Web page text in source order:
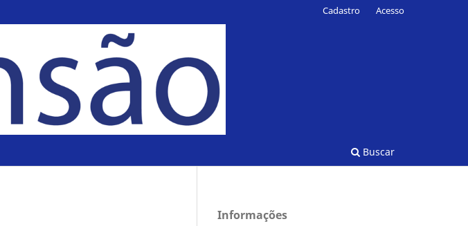
Buscar
Cadastro Acesso
Informações